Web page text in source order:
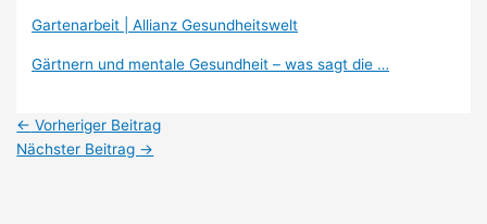
Gartenarbeit | Allianz Gesundheitswelt
Gärtnern und mentale Gesundheit – was sagt die …
← Vorheriger Beitrag
Nächster Beitrag →